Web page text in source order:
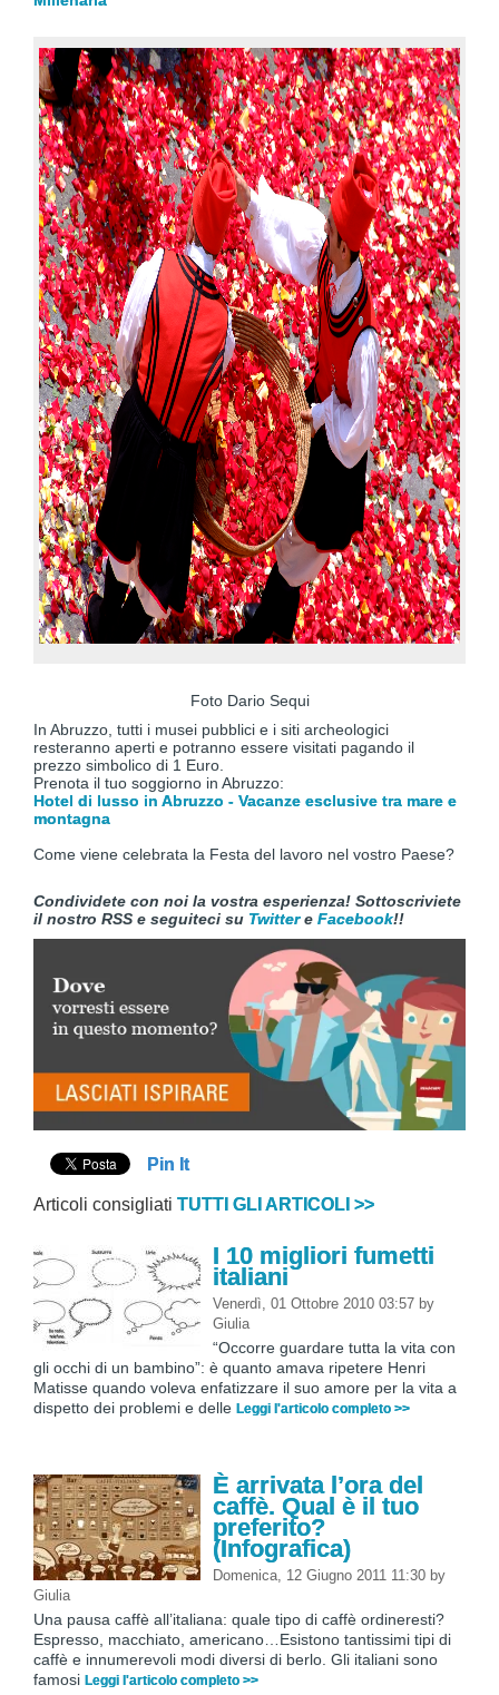
Foto Dario Sequi
In Abruzzo, tutti i musei pubblici e i siti archeologici
resteranno aperti e potranno essere visitati pagando il
prezzo simbolico di 1 Euro.
Prenota il tuo soggiorno in Abruzzo:
Hotel di lusso in Abruzzo - Vacanze esclusive tra mare e
montagna
Come viene celebrata la Festa del lavoro nel vostro Paese?
Condividete con noi la vostra esperienza! Sottoscriviete
il nostro RSS e seguiteci su Twittere Facebook!!
Pin It
Articoli consigliati TUTTI GLI ARTICOLI >>
I 10 migliori fumetti
italiani
Venerdì, 01 Ottobre 2010 03:57 by
Giulia
“Occorre guardare tutta la vita con
gli occhi di un bambino”: è quanto amava ripetere Henri
Matisse quando voleva enfatizzare il suo amore per la vita a
dispetto dei problemi e delle Leggi l'articolo completo >>
È arrivata l’ora del
caffè. Qual è il tuo
preferito?
(Infografica)
Domenica, 12 Giugno 2011 11:30 by
Giulia
Una pausa caffè all’italiana: quale tipo di caffè ordineresti?
Espresso, macchiato, americano…Esistono tantissimi tipi di
caffè e innumerevoli modi diversi di berlo. Gli italiani sono
famosi Leggi l'articolo completo >>